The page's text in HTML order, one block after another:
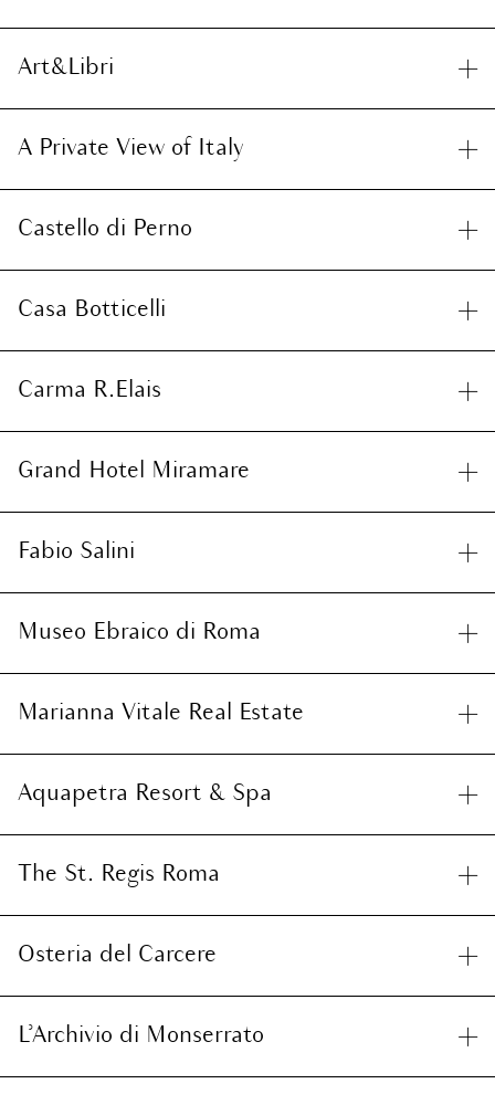
Art&Libri
A Private View of Italy
Castello di Perno
Casa Botticelli
Carma R.Elais
Grand Hotel Miramare
Fabio Salini
Museo Ebraico di Roma
Marianna Vitale Real Estate
Aquapetra Resort & Spa
The St. Regis Roma
Osteria del Carcere
L’Archivio di Monserrato